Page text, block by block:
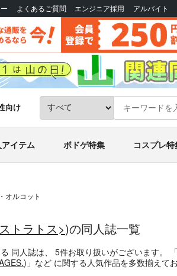
よくあるご質問 エンジニア採用 アルバイト
向け
イテム ボドゲ特集 コスプレ特
オルコット
トラトス>)の同人誌一覧
同人誌は、 5件お取り扱いがございます。 「
)」 など に関する人気作品を多数揃えて